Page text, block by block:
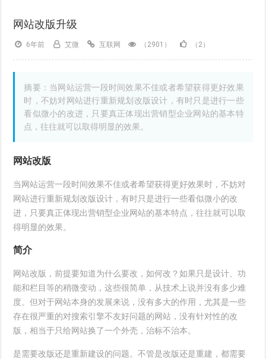
网站改版升级
6年前 艾微 互联网 （2901） （2）
摘要：当网站运营一段时间效果不佳或者希望获得更好效果
时，不妨对网站进行重新规划改版设计，有时只是进行一些
看似微小的改进，只要真正体现出营销型企业网站的基本特
点，往往就可以取得明显的效果。
网站改版
当网站运营一段时间效果不佳或者希望获得更好效果时，不妨对
网站进行重新规划改版设计，有时只是进行一些看似微小的改
进，只要真正体现出营销型企业网站的基本特点，往往就可以取
得明显的效果。
简介
网站改版，前提要知道为什么要改，如何改？如果只是设计、功
能和栏目等的稍微变动，这些很简单，从技术上说并没有多少难
度。但对于网站本身的发展来说，没有多大的作用，尤其是一些
存在很严重的对搜索引擎不友好问题的网站，没有针对性的改
版，相当于只给网站换了一个外壳，治标不治本。
是需要改版还是重新建设的问题。不管是改版还是重建，都需要